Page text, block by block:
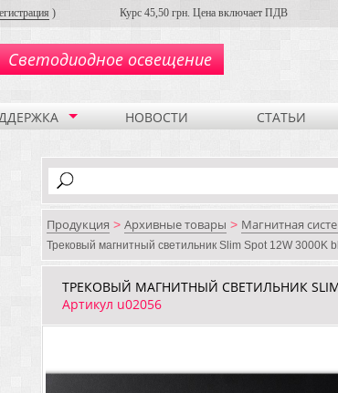
) Курс 45,50 грн. Цена включает ПДВ
Светодиодное освещение
НОВОСТИ СТАТЬИ
Продукция > Архивные товары > Магнитная
Трековый магнитный светильник Slim Spot 12W 3000K
ТРЕКОВЫЙ МАГНИТНЫЙ СВЕТИЛЬНИК SLIM
Артикул u02056